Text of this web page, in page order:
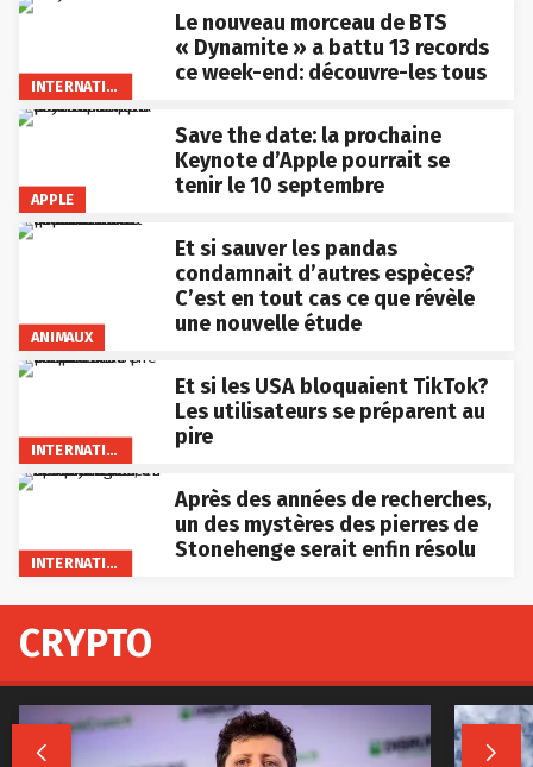
INTERNATIONAL
Le nouveau morceau de BTS
« Dynamite » a battu 13 records
ce week-end: découvre-les tous
APPLE
Save the date: la prochaine
Keynote d’Apple pourrait se
tenir le 10 septembre
ANIMAUX
Et si sauver les pandas
condamnait d’autres espèces?
C’est en tout cas ce que révèle
une nouvelle étude
INTERNATIONAL
Et si les USA bloquaient TikTok?
Les utilisateurs se préparent au
pire
INTERNATIONAL
Après des années de recherches,
un des mystères des pierres de
Stonehenge serait enfin résolu
CRYPTO
 